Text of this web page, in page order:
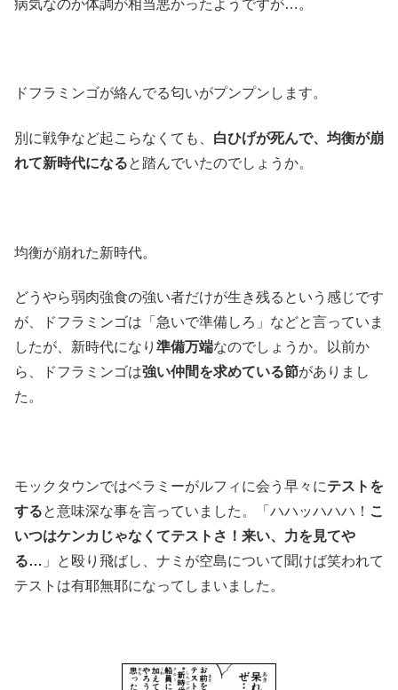
病気なのか体調が相当悪かったようですが…。
ドフラミンゴが絡んでる匂いがプンプンします。
別に戦争など起こらなくても、 白ひげが死んで、均衡が崩
れて新時代になると踏んでいたのでしょうか。
均衡が崩れた新時代。
どうやら弱肉強食の強い者だけが生き残るという感じです
が、ドフラミンゴは「急いで準備しろ」などと言っていま
したが、新時代になり 準備万端なのでしょうか。以前か
ら、ドフラミンゴは強い仲間を求めている節がありまし
た。
モックタウンではベラミーがルフィに会う早々にテストを
すると意味深な事を言っていました。「ハハッハハハ！ こ
いつはケンカじゃなくてテストさ！来い、力を見てや
る… 」と殴り飛ばし、ナミが空島について聞けば笑われて
テストは有耶無耶になってしまいました。